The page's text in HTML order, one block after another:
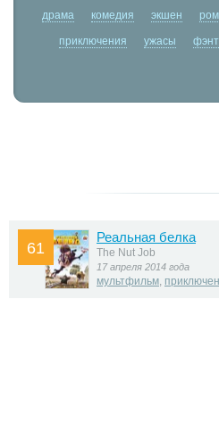
драма комедия экшен
приключения ужасы
61
Реальная белка
The Nut Job
17 апреля 2014 года
мультфильм,